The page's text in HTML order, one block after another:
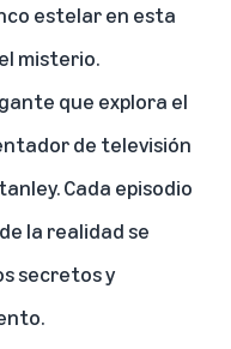
estelar en esta
misterio.
que explora el
de televisión
Cada episodio
la realidad se
secretos y